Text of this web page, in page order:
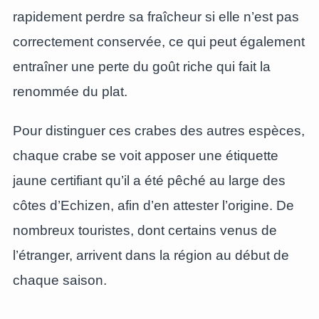
rapidement perdre sa fraîcheur si elle n’est pas
correctement conservée, ce qui peut également
entraîner une perte du goût riche qui fait la
renommée du plat.
Pour distinguer ces crabes des autres espèces,
chaque crabe se voit apposer une étiquette
jaune certifiant qu’il a été pêché au large des
côtes d’Echizen, afin d’en attester l’origine. De
nombreux touristes, dont certains venus de
l’étranger, arrivent dans la région au début de
chaque saison.